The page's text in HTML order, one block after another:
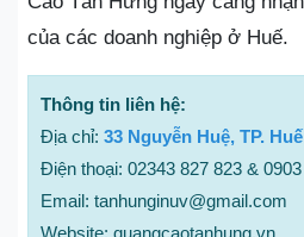
của các doanh nghiệp ở Huế.
Thông tin liên hệ:
Địa chỉ: 33 Nguyễn Huệ, TP. Huế
Điện thoại: 02343 827 823 &
Email: tanhunginuv@gmail.com
Website: quangcaotanhung.vn